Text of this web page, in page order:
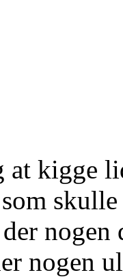
kigge
nogen
nogen